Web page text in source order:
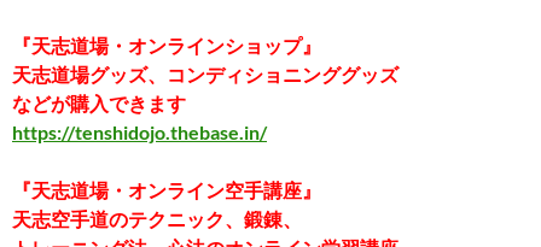
『天志道場・オンラインショップ』
天志道場グッズ、コンディショニンググッズ
などが購入できます
https://tenshidojo.thebase.in/
『天志道場・オンライン空手講座』
天志空手道のテクニック、鍛錬、